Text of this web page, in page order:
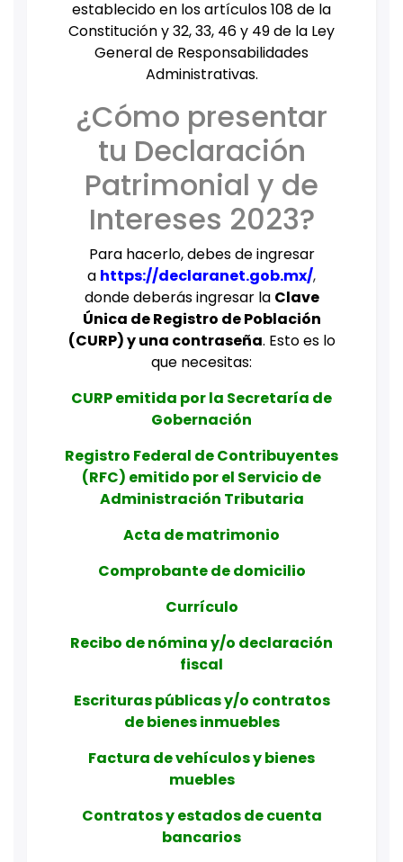
establecido en los artículos 108 de la
Constitución y 32, 33, 46 y 49 de la Ley
General de Responsabilidades
Administrativas.
¿Cómo presentar
tu Declaración
Patrimonial y de
Intereses 2023?
Para hacerlo, debes de ingresar
a https://declaranet.gob.mx/,
donde deberás ingresar la Clave
Única de Registro de Población
(CURP) y una contraseña. Esto es lo
que necesitas:
CURP emitida por la Secretaría de
Gobernación
Registro Federal de Contribuyentes
(RFC) emitido por el Servicio de
Administración Tributaria
Acta de matrimonio
Comprobante de domicilio
Currículo
Recibo de nómina y/o declaración
fiscal
Escrituras públicas y/o contratos
de bienes inmuebles
Factura de vehículos y bienes
muebles
Contratos y estados de cuenta
bancarios